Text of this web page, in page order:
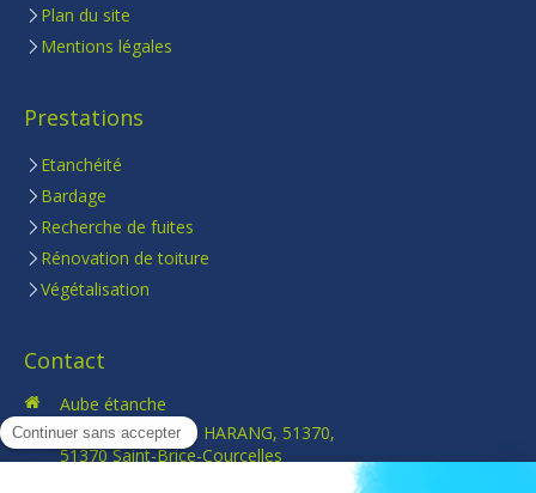
Plan du site
Mentions légales
Prestations
Etanchéité
Bardage
Recherche de fuites
Rénovation de toiture
Végétalisation
Contact
Aube étanche
22 rue marguerite HARANG, 51370,
51370 Saint-Brice-Courcelles